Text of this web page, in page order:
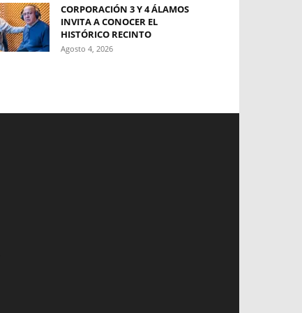
CORPORACIÓN 3 Y 4 ÁLAMOS
INVITA A CONOCER EL
HISTÓRICO RECINTO
Agosto 4, 2026